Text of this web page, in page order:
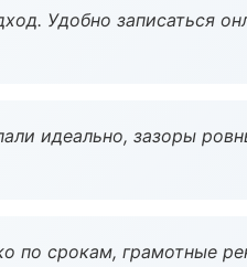
Удобно записаться
идеально, зазоры
по срокам, грамотные